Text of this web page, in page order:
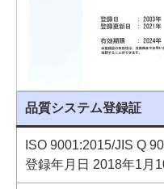
品質システム登録証
ISO 9001:2015/JIS Q
登録年月日 2018年1月